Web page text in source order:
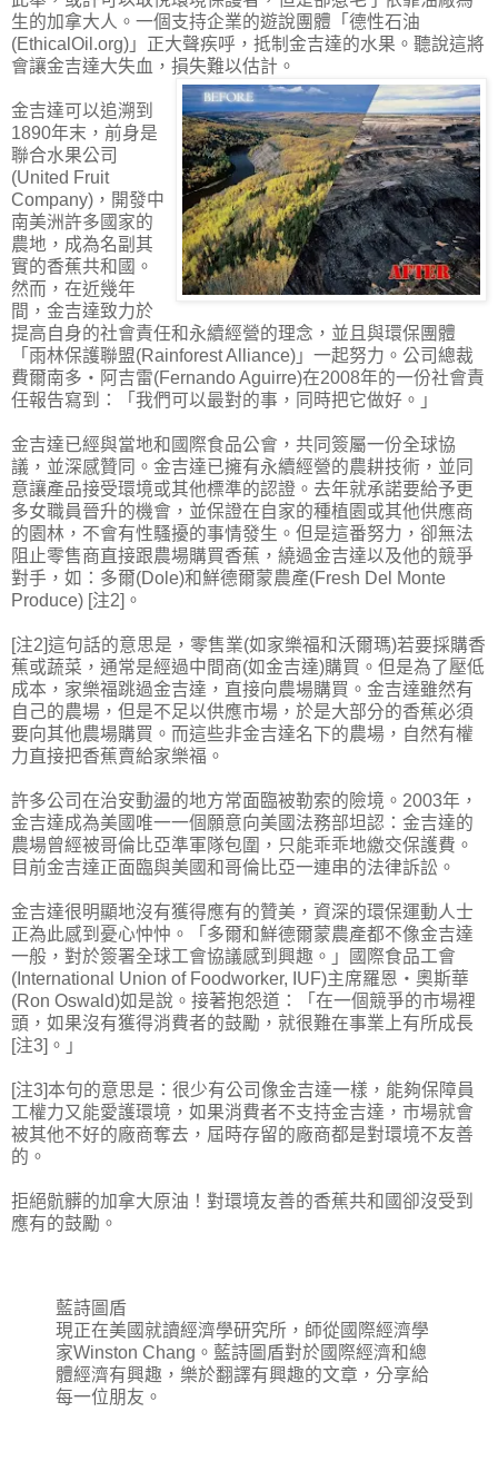
生的加拿大人。一個支持企業的遊說團體「德性石油
(EthicalOil.org)」正大聲疾呼，抵制金吉達的水果。聽說這將
會讓金吉達大失血，損失難以估計。
金吉達可以追溯到
1890年末，前身是
聯合水果公司
(United Fruit
Company)，開發中
南美洲許多國家的
農地，成為名副其
實的香蕉共和國。
然而，在近幾年
間，金吉達致力於
提高自身的社會責任和永續經營的理念，並且與環保團體
「雨林保護聯盟(Rainforest Alliance)」一起努力。公司總裁
費爾南多‧阿吉雷(Fernando Aguirre)在2008年的一份社會責
任報告寫到：「我們可以最對的事，同時把它做好。」
金吉達已經與當地和國際食品公會，共同簽屬一份全球協
議，並深感贊同。金吉達已擁有永續經營的農耕技術，並同
意讓產品接受環境或其他標準的認證。去年就承諾要給予更
多女職員晉升的機會，並保證在自家的種植園或其他供應商
的園林，不會有性騷擾的事情發生。但是這番努力，卻無法
阻止零售商直接跟農場購買香蕉，繞過金吉達以及他的競爭
對手，如：多爾(Dole)和鮮德爾蒙農產(Fresh Del Monte
Produce) [注2]。
[注2]這句話的意思是，零售業(如家樂福和沃爾瑪)若要採購香
蕉或蔬菜，通常是經過中間商(如金吉達)購買。但是為了壓低
成本，家樂福跳過金吉達，直接向農場購買。金吉達雖然有
自己的農場，但是不足以供應市場，於是大部分的香蕉必須
要向其他農場購買。而這些非金吉達名下的農場，自然有權
力直接把香蕉賣給家樂福。
許多公司在治安動盪的地方常面臨被勒索的險境。2003年，
金吉達成為美國唯一一個願意向美國法務部坦認：金吉達的
農場曾經被哥倫比亞準軍隊包圍，只能乖乖地繳交保護費。
目前金吉達正面臨與美國和哥倫比亞一連串的法律訴訟。
金吉達很明顯地沒有獲得應有的贊美，資深的環保運動人士
正為此感到憂心忡忡。「多爾和鮮德爾蒙農產都不像金吉達
一般，對於簽署全球工會協議感到興趣。」國際食品工會
(International Union of Foodworker, IUF)主席羅恩‧奧斯華
(Ron Oswald)如是說。接著抱怨道：「在一個競爭的市場裡
頭，如果沒有獲得消費者的鼓勵，就很難在事業上有所成長
[注3]。」
[注3]本句的意思是：很少有公司像金吉達一樣，能夠保障員
工權力又能愛護環境，如果消費者不支持金吉達，市場就會
被其他不好的廠商奪去，屆時存留的廠商都是對環境不友善
的。
拒絕骯髒的加拿大原油！對環境友善的香蕉共和國卻沒受到
應有的鼓勵。
藍詩圖盾
現正在美國就讀經濟學研究所，師從國際經濟學
家Winston Chang。藍詩圖盾對於國際經濟和總
體經濟有興趣，樂於翻譯有興趣的文章，分享給
每一位朋友。